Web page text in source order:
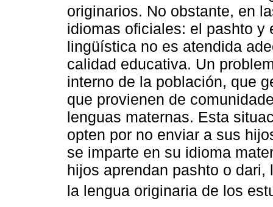
originarios. No obstante, en
idiomas oficiales: el pashto y
lingüística no es atendida
calidad educativa. Un
interno de la población, que
que provienen de
lenguas maternas. Esta
opten por no enviar a sus
se imparte en su idioma
hijos aprendan pashto o
la lengua originaria de los